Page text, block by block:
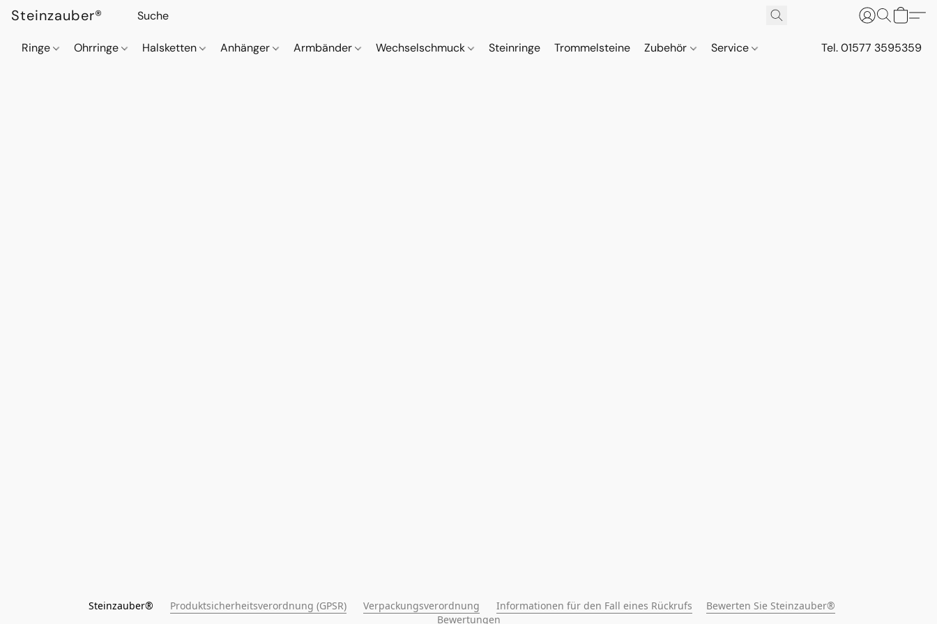
Steinzauber®
Ringe Ohrringe Halsketten Anhänger Armbänder Wechselschmuck Steinringe Trommelsteine Zubehör Service Tel. 01577 3595359
Steinzauber® Produktsicherheitsverordnung (GPSR) Verpackungsverordnung Informationen für den Fall eines Rückrufs
Bewerten Sie Steinzauber®
Bewertungen